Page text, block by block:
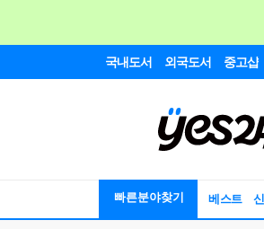
국내도서 외국도서 중고샵
빠른분야찾기 베스트